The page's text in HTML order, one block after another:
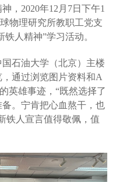
， 2020年12 月 7日下午1
物理研究所教职工党支
人精神”学习活动。
石油大学（北京）主楼
通过浏览图片资料和A
英雄事迹，“既然选择了
。宁肯把心血熬干，也
铁人宣言值得敬佩，值